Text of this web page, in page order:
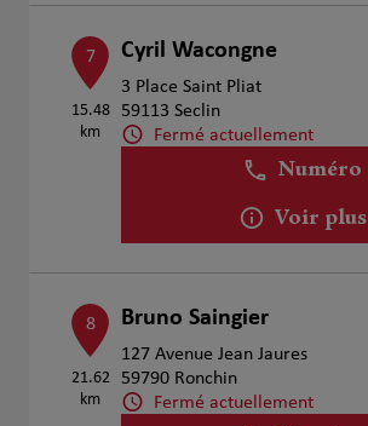
7
15.48
km
Cyril Wacongne
3 Place Saint Pliat
59113 Seclin
Fermé actuellement
Numéro
Voir plus
8
21.62
km
Bruno Saingier
127 Avenue Jean Jaures
59790 Ronchin
Fermé actuellement